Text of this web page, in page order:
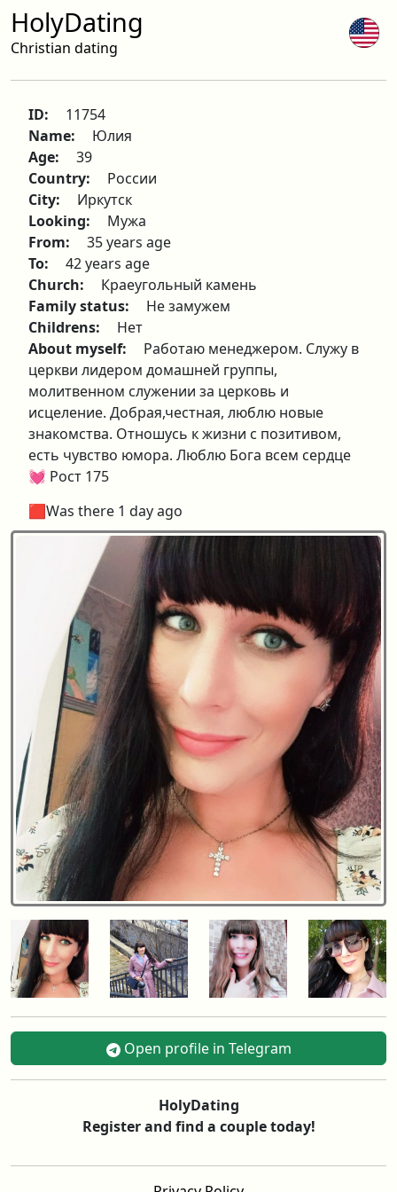
HolyDating
Christian dating
ID:
11754
Name:
Юлия
Age:
39
Country:
России
City:
Иркутск
Looking:
Мужа
From:
35 years age
To:
42 years age
Church:
Краеугольный камень
Family status:
Не замужем
Childrens:
Нет
About myself:
Работаю менеджером. Служу в
церкви лидером домашней группы,
молитвенном служении за церковь и
исцеление. Добрая,честная, люблю новые
знакомства. Отношусь к жизни с позитивом,
есть чувство юмора. Люблю Бога всем сердце
💓 Рост 175
🟥Was there 1 day ago
Open profile in Telegram
HolyDating
Register and find a couple today!